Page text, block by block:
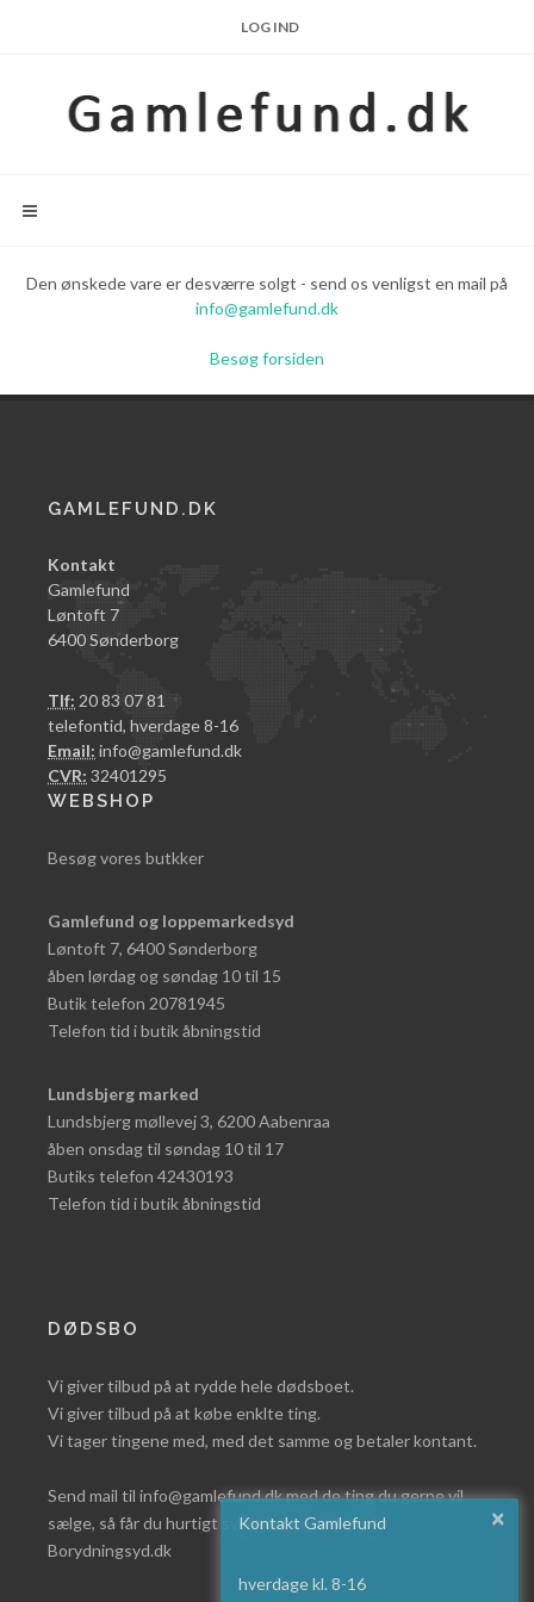
LOG IND
Den ønskede vare er desværre solgt - send os venligst en mail på
info@gamlefund.dk
Besøg forsiden
GAMLEFUND.DK
Kontakt
Gamlefund
Løntoft 7
6400 Sønderborg
Tlf: 20 83 07 81
telefontid, hverdage 8-16
Email: info@gamlefund.dk
CVR: 32401295
WEBSHOP
Besøg vores butkker
Gamlefund og loppemarkedsyd
Løntoft 7, 6400 Sønderborg
åben lørdag og søndag 10 til 15
Butik telefon 20781945
Telefon tid i butik åbningstid
Lundsbjerg marked
Lundsbjerg møllevej 3, 6200 Aabenraa
åben onsdag til søndag 10 til 17
Butiks telefon 42430193
Telefon tid i butik åbningstid
DØDSBO
Vi giver tilbud på at rydde hele dødsboet.
Vi giver tilbud på at købe enklte ting.
Vi tager tingene med, med det samme og betaler kontant.
Send mail til info@gamlefund.dk med de ting du gerne vil
sælge, så får du hurtigt svar eller læs mere på
Borydningsyd.dk
×
Kontakt Gamlefund
hverdage kl. 8-16